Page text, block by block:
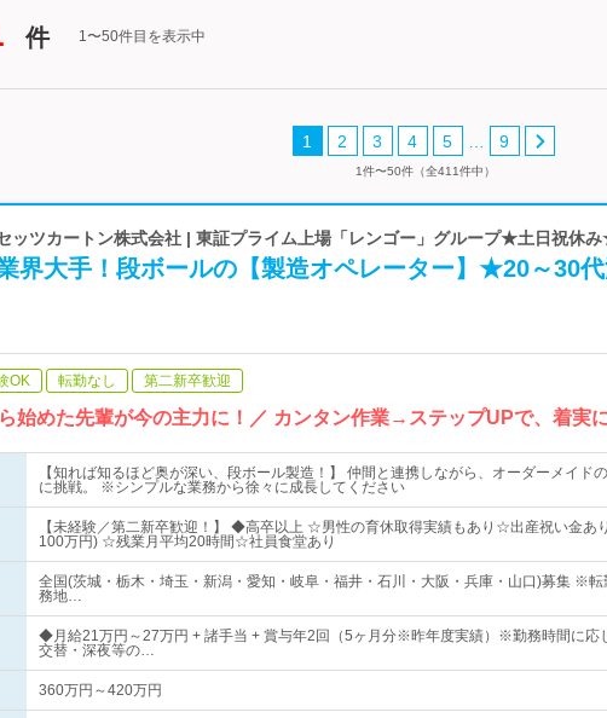
件 1〜50件目を表示中
1 2 3 4 5 9
1件〜50件（全411件中）
ッツカートン株式会社 | 東証プライム上場「レンゴー」グループ★土日祝休
界大手！段ボールの【製造オペレーター】★20～30代
OK 転勤なし 第二新卒歓迎
始めた先輩が今の主力に！／ カンタン作業→ステップUPで、着実
【知れば知るほど奥が深い、段ボール製造！】 仲間と連携しながら、オーダーメイド
に挑戦。 ※シンプルな業務から徐々に成長してください
【未経験／第二新卒歓迎！】 ◆高卒以上 ☆男性の育休取得実績もあり☆出産祝い金あ
100万円) ☆残業月平均20時間☆社員食堂あり
全国(茨城・栃木・埼玉・新潟・愛知・岐阜・福井・石川・大阪・兵庫・山口)募集 ※
務地…
◆月給21万円～27万円 + 諸手当 + 賞与年2回（5ヶ月分※昨年度実績）※勤務時間に応
交替・深夜等の…
360万円～420万円